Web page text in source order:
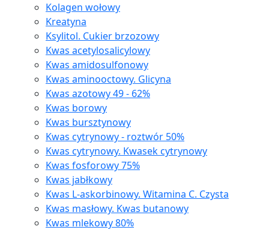
Kolagen wołowy
Kreatyna
Ksylitol. Cukier brzozowy
Kwas acetylosalicylowy
Kwas amidosulfonowy
Kwas aminooctowy. Glicyna
Kwas azotowy 49 - 62%
Kwas borowy
Kwas bursztynowy
Kwas cytrynowy - roztwór 50%
Kwas cytrynowy. Kwasek cytrynowy
Kwas fosforowy 75%
Kwas jabłkowy
Kwas L-askorbinowy. Witamina C. Czysta
Kwas masłowy. Kwas butanowy
Kwas mlekowy 80%